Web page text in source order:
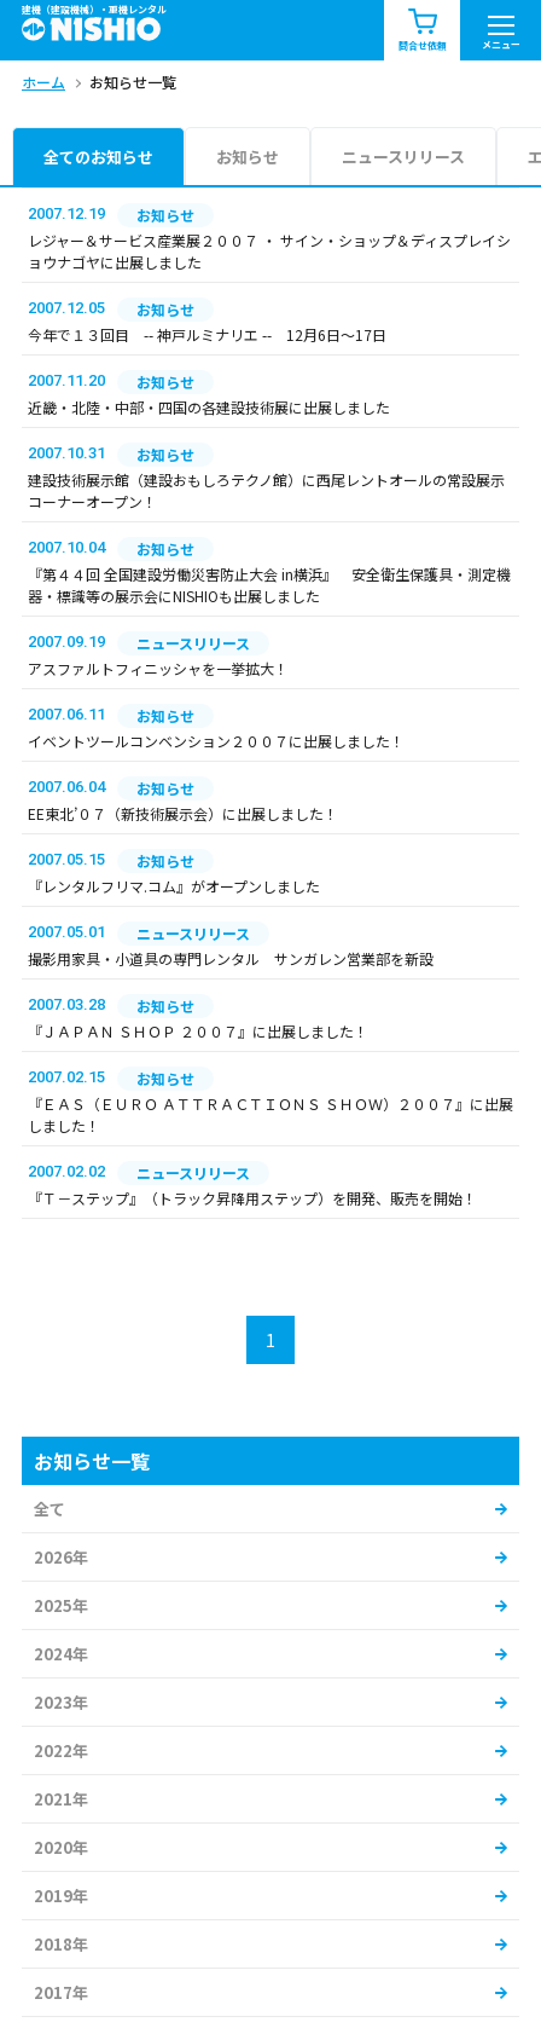
建機（建設機械）・重機レンタル
問合せ依頼 メニュー
商品一覧 お知らせ一覧
問合せ依頼リスト
エリア情報を見る
中部
九州・沖縄（外部）
ホーム お知らせ一覧
全てのお知らせ お知らせ ニュースリリース
2007.12.19
お知らせ
レジャー＆サービス産業展２００７ ・ サイン・ショップ＆ディスプレイシ
ョウナゴヤに出展しました
2007.12.05
お知らせ
今年で１３回目 -- 神戸ルミナリエ -- 12月6日～17日
2007.11.20
お知らせ
近畿・北陸・中部・四国の各建設技術展に出展しました
2007.10.31
お知らせ
建設技術展示館（建設おもしろテクノ館）に西尾レントオールの常設展示
コーナーオープン！
2007.10.04
お知らせ
『第４４回 全国建設労働災害防止大会 in横浜』 安全衛生保護具・測定機
器・標識等の展示会にNISHIOも出展しました
2007.09.19
ニュースリリース
アスファルトフィニッシャを一挙拡大！
2007.06.11
お知らせ
イベントツールコンベンション２００７に出展しました！
2007.06.04
お知らせ
EE東北’０７（新技術展示会）に出展しました！
2007.05.15
お知らせ
『レンタルフリマ.コム』がオープンしました
2007.05.01
ニュースリリース
撮影用家具・小道具の専門レンタル サンガレン営業部を新設
2007.03.28
お知らせ
『ＪＡＰＡＮ ＳＨＯＰ ２００７』に出展しました！
2007.02.15
お知らせ
『ＥＡＳ（ＥＵＲＯ ＡＴＴＲＡＣＴＩＯＮＳ ＳＨＯＷ）２００７』に出展
しました！
2007.02.02
ニュースリリース
『Ｔ－ステップ』（トラック昇降用ステップ）を開発、販売を開始！
1
お知らせ一覧
全て
2026年
2025年
2024年
2023年
2022年
2021年
2020年
2019年
2018年
2017年